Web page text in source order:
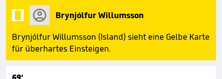
Brynjólfur Willumsson
Brynjólfur Willumsson (Island) sieht eine Gelbe Karte
für überhartes Einsteigen.